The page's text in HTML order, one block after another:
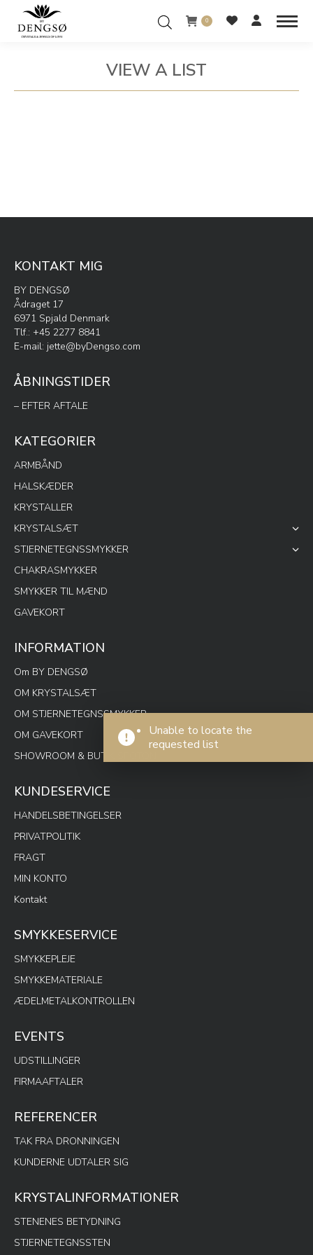
0
VIEW A LIST
You are here:
Unable to locate the
requested list
KONTAKT MIG
BY DENGSØ
Ådraget 17
6971 Spjald Denmark
Tlf.: +45 2277 8841
E-mail: jette@byDengso.com
ÅBNINGSTIDER
– EFTER AFTALE
KATEGORIER
ARMBÅND
HALSKÆDER
KRYSTALLER
KRYSTALSÆT
STJERNETEGNSSMYKKER
CHAKRASMYKKER
SMYKKER TIL MÆND
GAVEKORT
INFORMATION
Om BY DENGSØ
OM KRYSTALSÆT
OM STJERNETEGNSSMYKKER
OM GAVEKORT
SHOWROOM & BUTIK SPOTON
KUNDESERVICE
HANDELSBETINGELSER
PRIVATPOLITIK
FRAGT
MIN KONTO
Kontakt
SMYKKESERVICE
SMYKKEPLEJE
SMYKKEMATERIALE
ÆDELMETALKONTROLLEN
EVENTS
UDSTILLINGER
FIRMAAFTALER
REFERENCER
TAK FRA DRONNINGEN
KUNDERNE UDTALER SIG
KRYSTALINFORMATIONER
STENENES BETYDNING
STJERNETEGNSSTEN